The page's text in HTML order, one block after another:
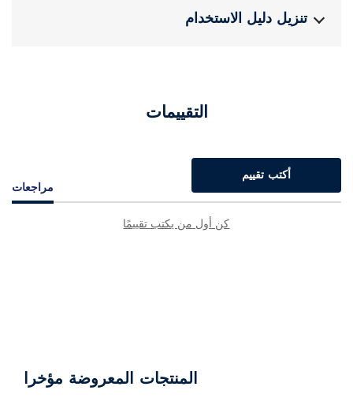
تنزيل دليل الاستخدام
التقييمات
مراجعات
أكتب تقييم
كن أول من يكتب تقييمًا
المنتجات المعروضة مؤخرا